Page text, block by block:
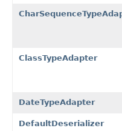
ClassTypeAdapter
DateTypeAdapter
DefaultDeserializer